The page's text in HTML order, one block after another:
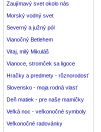
Zaujímavý svet okolo nás
Morský vodný svet
Severný a južný pól
Vianočný Betlehem
Vitaj, milý Mikuláš
Vianoce, stromček sa ligoce
Hračky a predmety - rôznorodosť
Slovensko - moja rodná vlasť
Deň matiek - pre naše mamičky
Veľká noc - veľkonočné symboly
Veľkonočné radovánky